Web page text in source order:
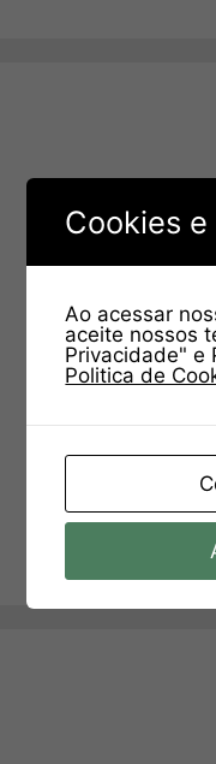
Cookies
Ao acessar
aceite nossos
Privacidade" e
Politica de